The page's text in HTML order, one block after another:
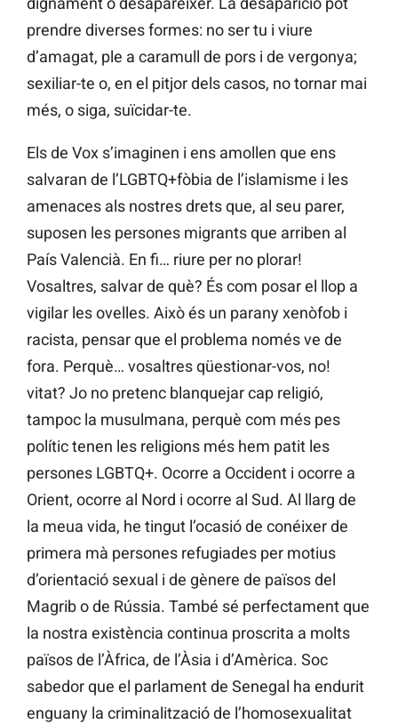
prendre diverses formes: no ser tu i viure
d’amagat, ple a caramull de pors i de vergonya;
sexiliar-te o, en el pitjor dels casos, no tornar mai
més, o siga, suïcidar-te.
Els de Vox s’imaginen i ens amollen que ens
salvaran de l’LGBTQ+fòbia de l’islamisme i les
amenaces als nostres drets que, al seu parer,
suposen les persones migrants que arriben al
País Valencià. En fi… riure per no plorar!
Vosaltres, salvar de què? És com posar el llop a
vigilar les ovelles. Això és un parany xenòfob i
racista, pensar que el problema només ve de
fora. Perquè… vosaltres qüestionar-vos, no!
vitat? Jo no pretenc blanquejar cap religió,
tampoc la musulmana, perquè com més pes
polític tenen les religions més hem patit les
persones LGBTQ+. Ocorre a Occident i ocorre a
Orient, ocorre al Nord i ocorre al Sud. Al llarg de
la meua vida, he tingut l’ocasió de conéixer de
primera mà persones refugiades per motius
d’orientació sexual i de gènere de països del
Magrib o de Rússia. També sé perfectament que
la nostra existència continua proscrita a molts
països de l’Àfrica, de l’Àsia i d’Amèrica. Soc
sabedor que el parlament de Senegal ha endurit
enguany la criminalització de l’homosexualitat